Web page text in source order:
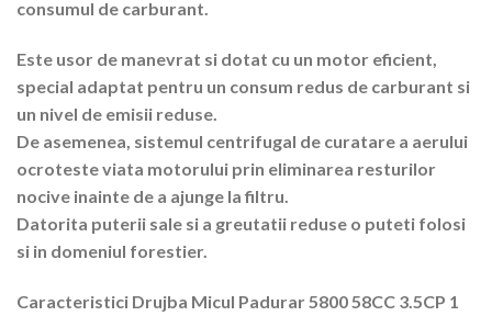
consumul de carburant.
Este usor de manevrat si dotat cu un motor eficient,
special adaptat pentru un consum redus de carburant si
un nivel de emisii reduse.
De asemenea, sistemul centrifugal de curatare a aerului
ocroteste viata motorului prin eliminarea resturilor
nocive inainte de a ajunge la filtru.
Datorita puterii sale si a greutatii reduse o puteti folosi
si in domeniul forestier.
Caracteristici Drujba Micul Padurar 5800 58CC 3.5CP 1